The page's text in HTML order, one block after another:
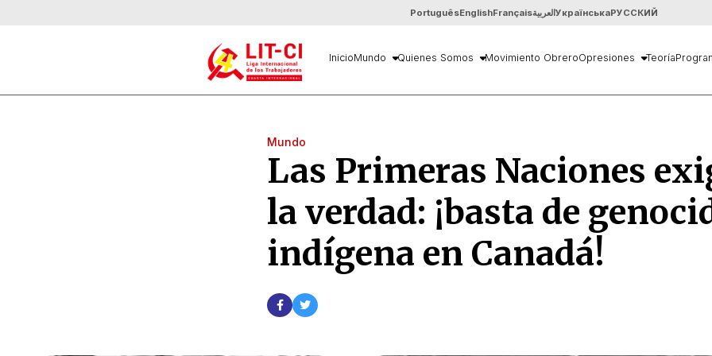
PortuguêsEnglishFrançaisالعربيةУкраїнськаРУССКИЙ
InicioMundo Quienes Somos Movimiento ObreroOpresiones Teoría
Mundo
Las Primeras Naciones
la verdad: ¡basta de
indígena en Canadá!